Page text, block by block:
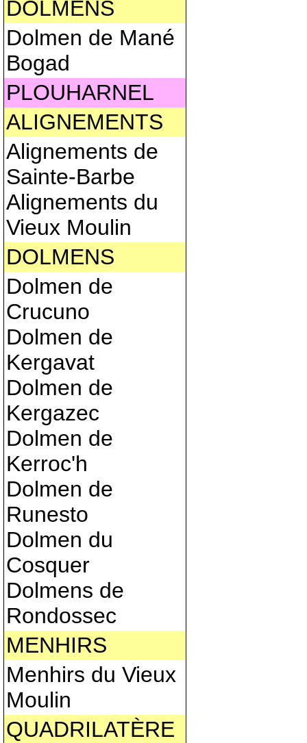
DOLMENS
Dolmen de Mané
Bogad
PLOUHARNEL
ALIGNEMENTS
Alignements de
Sainte-Barbe
Alignements du
Vieux Moulin
DOLMENS
Dolmen de
Crucuno
Dolmen de
Kergavat
Dolmen de
Kergazec
Dolmen de
Kerroc'h
Dolmen de
Runesto
Dolmen du
Cosquer
Dolmens de
Rondossec
MENHIRS
Menhirs du Vieux
Moulin
QUADRILATÈRE